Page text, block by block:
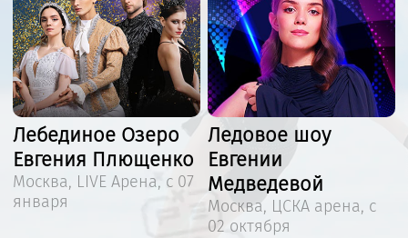
Лебединое Озеро
Евгения Плющенко
Москва, LIVE Арена, с 07
января
Ледовое шоу
Евгении
Медведевой
Москва, ЦСКА арена, с
02 октября